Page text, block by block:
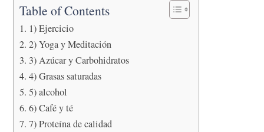
Table of Contents
1) Ejercicio
2) Yoga y Meditación
3) Azúcar y Carbohidratos
4) Grasas saturadas
5) alcohol
6) Café y té
7) Proteína de calidad